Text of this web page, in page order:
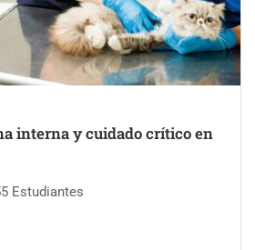
interna y cuidado crítico en
Estudiantes